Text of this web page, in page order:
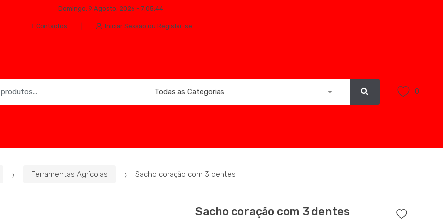
Domingo, 9 Agosto, 2026 - 7:05:44
Contactos Iniciar Sessão ou Registar-se
0
Ferramentas Agrícolas Sacho coração com 3 dentes
Sacho coração com 3 dentes